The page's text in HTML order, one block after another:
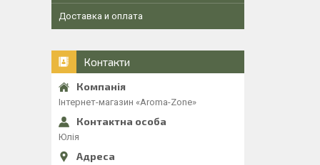
Доставка и оплата
Контакти
Інтернет-магазин «Aroma-Zone»
Юлія